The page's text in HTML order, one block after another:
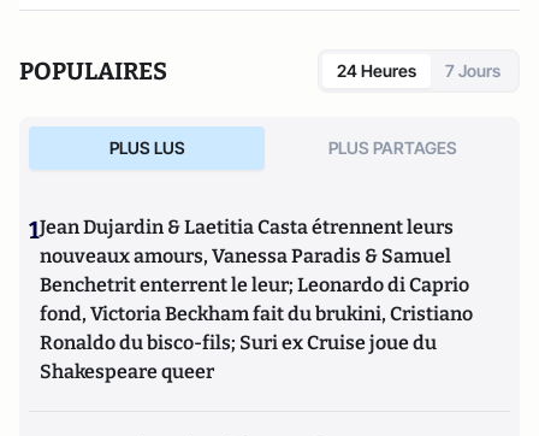
POPULAIRES 24 Heures 7 Jours
PLUS LUS PLUS PARTAGES
1Jean Dujardin & Laetitia Casta étrennent leurs
nouveaux amours, Vanessa Paradis & Samuel
Benchetrit enterrent le leur; Leonardo di Caprio
fond, Victoria Beckham fait du brukini, Cristiano
Ronaldo du bisco-fils; Suri ex Cruise joue du
Shakespeare queer